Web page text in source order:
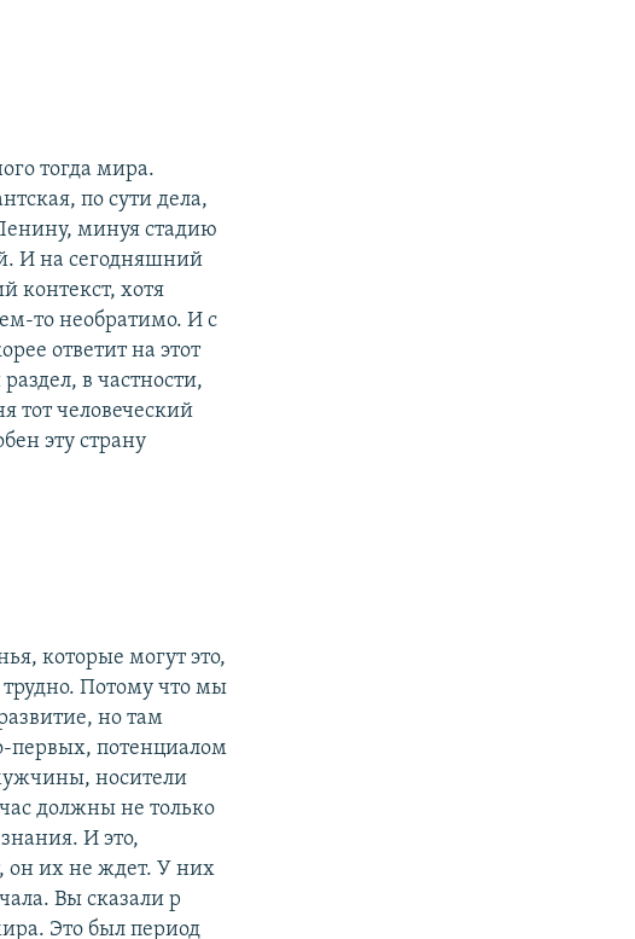
тогда мира.
по сути дела,
минуя стадию
И на сегодняшний
контекст, хотя
то необратимо. И с
ответит на этот
в частности,
тот человеческий
эту страну
которые могут это,
трудно. Потому что мы
но там
первых, потенциалом
носители
должны не только
И это,
он их не ждет. У них
Вы сказали р
Это был период